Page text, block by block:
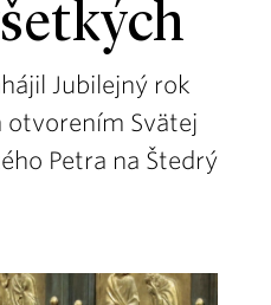
Jubilejný rok
Svätej
Petra na Štedrý